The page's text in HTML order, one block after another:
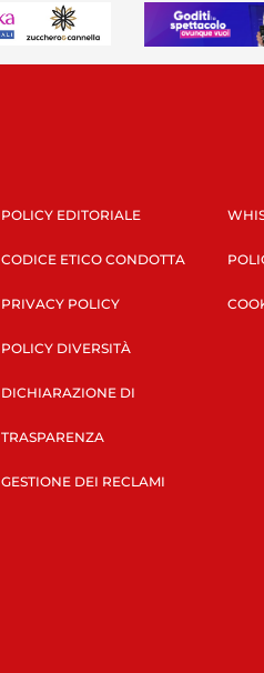
POLICY EDITORIALE
CODICE ETICO CONDOTTA
PRIVACY POLICY
POLICY DIVERSITÀ
DICHIARAZIONE DI
TRASPARENZA
GESTIONE DEI RECLAMI